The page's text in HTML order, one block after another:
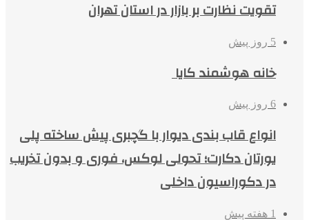
تقویت نظارت بر بازار در استان تهران
5 روز پیش
خانه هوشمند کایا
6 روز پیش
انواع قاب بندی دیوار با گچبری پیش ساخته پلی
یورتان دکارت؛ تحولی لوکس، فوری و بدون تخریب
در دکوراسیون داخلی
1 هفته پیش